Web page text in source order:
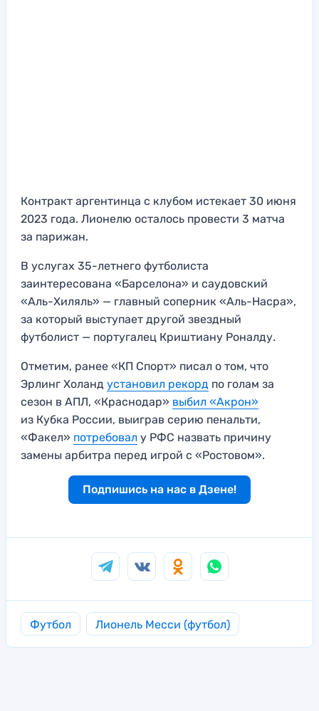
Контракт аргентинца с клубом истекает 30 июня
2023 года. Лионелю осталось провести 3 матча
за парижан.
В услугах 35-летнего футболиста
заинтересована «Барселона» и саудовский
«Аль-Хиляль» — главный соперник «Аль-Насра»,
за который выступает другой звездный
футболист — португалец Криштиану Роналду.
Отметим, ранее «КП Спорт» писал о том, что
Эрлинг Холанд установил рекорд по голам за
сезон в АПЛ, «Краснодар» выбил «Акрон»
из Кубка России, выиграв серию пенальти,
«Факел» потребовал у РФС назвать причину
замены арбитра перед игрой с «Ростовом».
Подпишись на нас в Дзене!
Футбол Лионель Месси (футбол)